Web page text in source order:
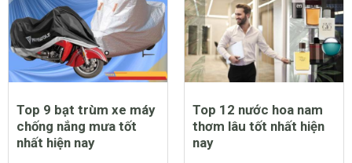
Trẻ bị sởi có nằm điều
hòa được không?
Trẻ bị sởi có được bật
quạt không và lưu ý cần
thiết khi chăm sóc trẻ
bị bệnh